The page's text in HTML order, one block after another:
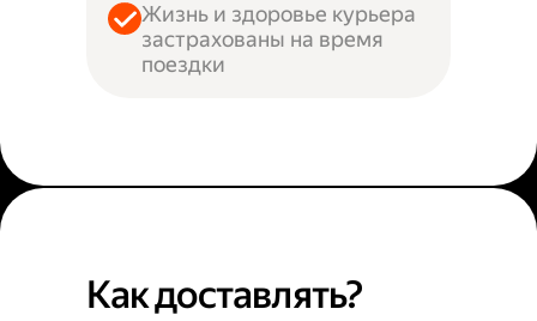
Жизнь и здоровье курьера
застрахованы на время
поездки
Как доставлять?